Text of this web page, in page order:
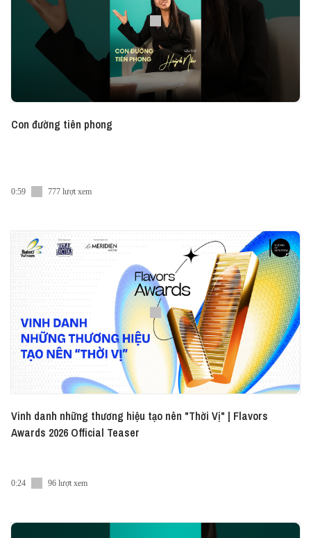
Con đường tiên phong
0:59 777 lượt xem
Vinh danh những thương hiệu tạo nên "Thời Vị" | Flavors
Awards 2026 Official Teaser
0:24 96 lượt xem